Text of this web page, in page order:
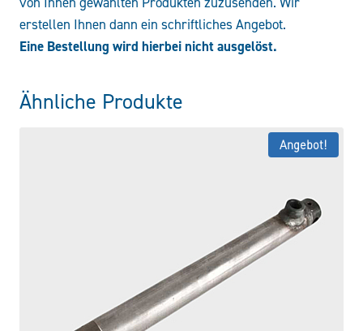
erstellen Ihnen dann ein schriftliches Angebot.
Eine Bestellung wird hierbei nicht ausgelöst.
Ähnliche Produkte
Angebot!